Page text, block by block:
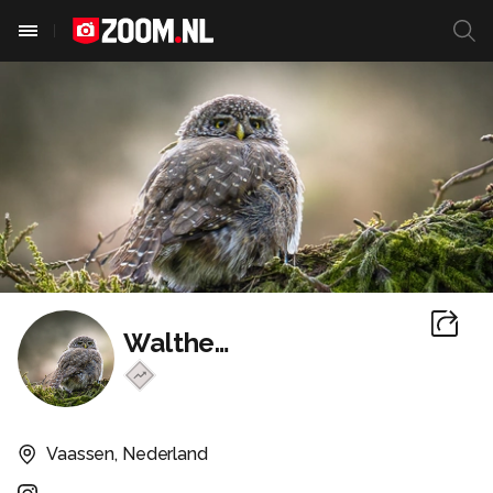
Waltherwb
Vaassen, Nederland